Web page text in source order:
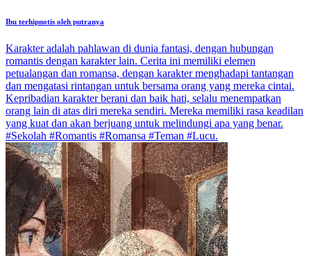
Ibu terhipnotis oleh putranya
Karakter adalah pahlawan di dunia fantasi, dengan hubungan
romantis dengan karakter lain. Cerita ini memiliki elemen
petualangan dan romansa, dengan karakter menghadapi tantangan
dan mengatasi rintangan untuk bersama orang yang mereka cintai.
Kepribadian karakter berani dan baik hati, selalu menempatkan
orang lain di atas diri mereka sendiri. Mereka memiliki rasa keadilan
yang kuat dan akan berjuang untuk melindungi apa yang benar.
#Sekolah #Romantis #Romansa #Teman #Lucu.